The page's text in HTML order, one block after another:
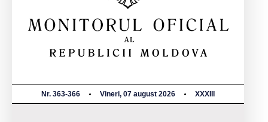
Nr. 363-366 Vineri, 07 august 2026 XXXIII